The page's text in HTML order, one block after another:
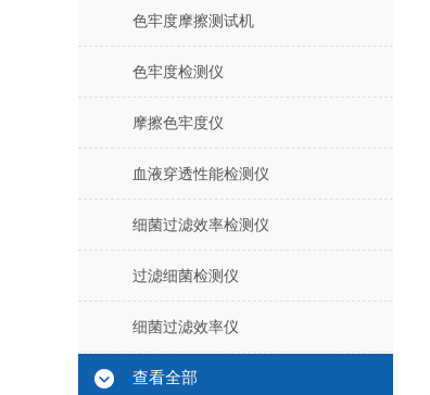
色牢度摩擦测试机
色牢度检测仪
摩擦色牢度仪
血液穿透性能检测仪
细菌过滤效率检测仪
过滤细菌检测仪
细菌过滤效率仪
查看全部